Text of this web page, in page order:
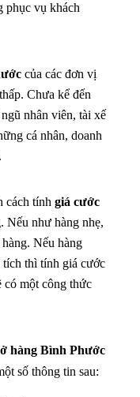
phục vụ khách
của các đơn vị
Chưa kể đến
nhân viên, tài xế
cá nhân, doanh
cách tính giá cước
Nếu như hàng nhẹ,
Nếu hàng
tích thì tính giá cước
có một công thức
hàng Bình Phước
số thông tin sau: